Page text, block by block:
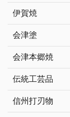
伊賀焼
会津塗
会津本郷焼
伝統工芸品
信州打刃物